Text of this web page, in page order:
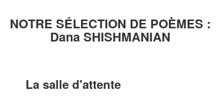
NOTRE SÉLECTION DE POÈMES :
Dana SHISHMANIAN
La salle d'attente